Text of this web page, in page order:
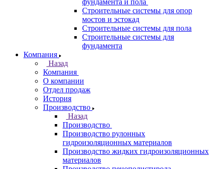
фундамента и пола
Строительные системы для опор
мостов и эстокад
Строительные системы для пола
Строительные системы для
фундамента
Компания
Назад
Компания
О компании
Отдел продаж
История
Производство
Назад
Производство
Производство рулонных
гидроизоляционных материалов
Производство жидких гидроизоляционных
материалов